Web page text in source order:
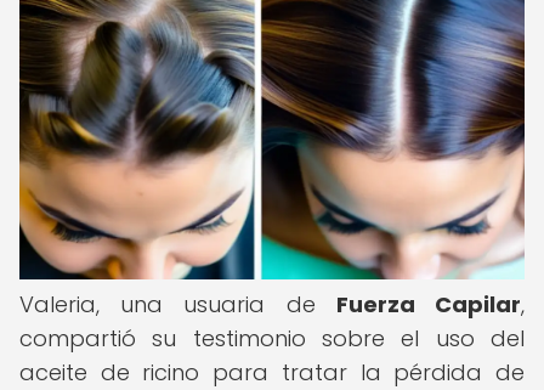
Valeria, una usuaria de Fuerza Capilar,
compartió su testimonio sobre el uso del
aceite de ricino para tratar la pérdida de